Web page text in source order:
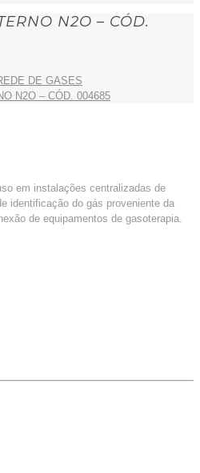
N2O – CÓD.
DE GASES
N2O – CÓD. 004685
em instalações centralizadas de
identificação do gás proveniente da
de equipamentos de gasoterapia.